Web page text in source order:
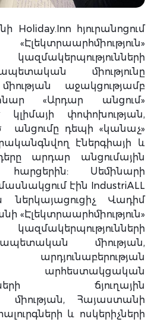
Holiday.Inn հյուրանոցում
միությունը
միության աջակցությամբ
«Արդար անցում»
կլիմայի փոփոխության,
անցումը դեպի «կանաչ»
էներգիայի և
դերը արդար անցումային
Սեմինարի
էին IndustriALL
ներկայացուցիչ Վադիմ
«Էլեկտրաարհմիություն»
միության,
արհեստակցական
ճյուղային
Հայաստանի
և ոսկերիչների